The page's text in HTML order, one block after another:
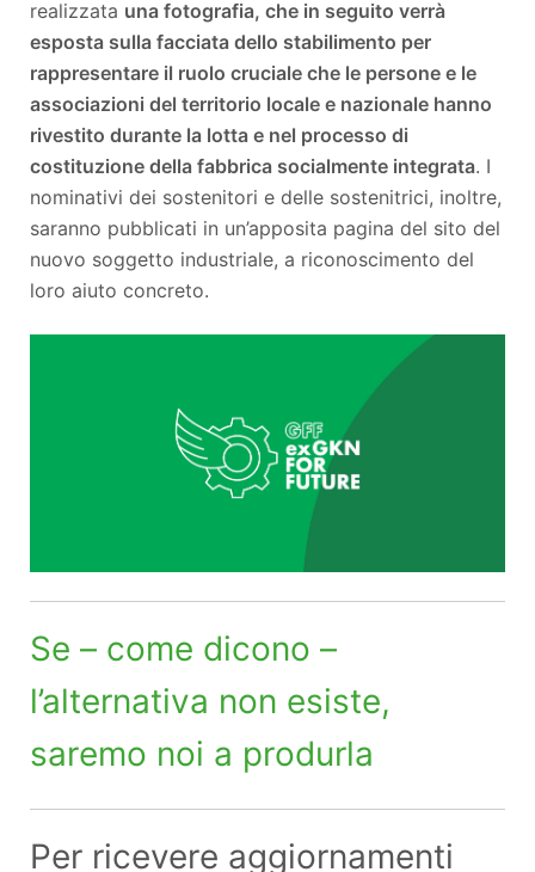
realizzata una fotografia, che in seguito verrà
esposta sulla facciata dello stabilimento per
rappresentare il ruolo cruciale che le persone e le
associazioni del territorio locale e nazionale hanno
rivestito durante la lotta e nel processo di
costituzione della fabbrica socialmente integrata. I
nominativi dei sostenitori e delle sostenitrici, inoltre,
saranno pubblicati in un’apposita pagina del sito del
nuovo soggetto industriale, a riconoscimento del
loro aiuto concreto.
Se – come dicono –
l’alternativa non esiste,
saremo noi a produrla
Per ricevere aggiornamenti